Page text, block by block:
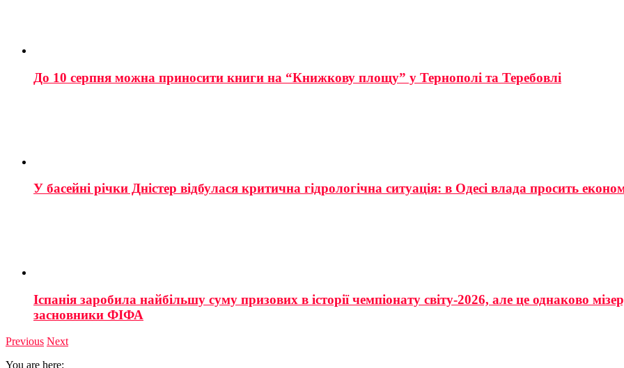
До 10 серпня можна приносити книги на “Книжкову площу” у Тернополі та Теребовлі
У басейні річки Дністер відбулася критична гідрологічна ситуація: в Одесі влада просить
Іспанія заробила найбільшу суму призових в історії чемпіонату світу-2026, але це однаково
засновники ФІФА
Previous Next
You are here: